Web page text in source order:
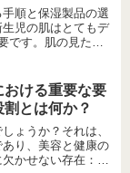
順と保湿製品の選
児の肌はとてもデ
です。肌の見た目
おける重要な要
とは何か？
ょうか？それは、
り、美容と健康の
かせない存在：水